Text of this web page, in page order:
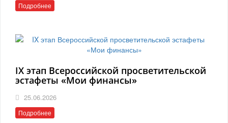
Подробнее
IX этап Всероссийской просветительской
эстафеты «Мои финансы»
25.06.2026
Подробнее